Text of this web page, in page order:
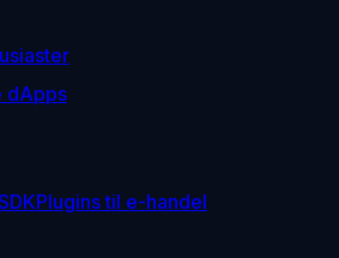
dApps
Plugins til e-handel